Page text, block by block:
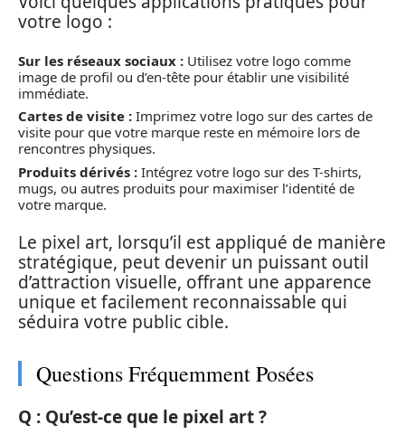
votre logo :
Sur les réseaux sociaux : Utilisez votre logo comme
image de profil ou d’en-tête pour établir une visibilité
immédiate.
Cartes de visite : Imprimez votre logo sur des cartes de
visite pour que votre marque reste en mémoire lors de
rencontres physiques.
Produits dérivés : Intégrez votre logo sur des T-shirts,
mugs, ou autres produits pour maximiser l’identité de
votre marque.
Le pixel art, lorsqu’il est appliqué de manière
stratégique, peut devenir un puissant outil
d’attraction visuelle, offrant une apparence
unique et facilement reconnaissable qui
séduira votre public cible.
Questions Fréquemment Posées
Q : Qu’est-ce que le pixel art ?